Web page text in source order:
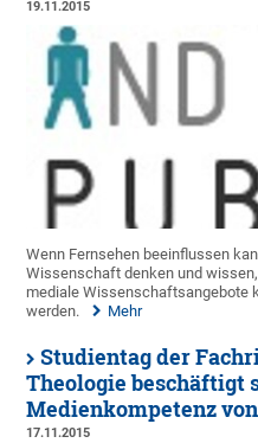
19.11.2015
Wenn Fernsehen beeinflussen
Wissenschaft denken und
mediale Wissenschaftsangebote
werden.
Mehr
Studientag der
Theologie beschäftigt
Medienkompetenz
17.11.2015